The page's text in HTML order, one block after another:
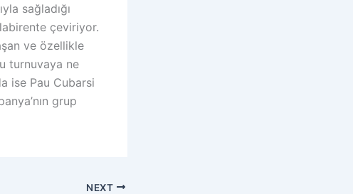
sağladığı
labirente çeviriyor.
ve özellikle
turnuvaya ne
ise Pau Cubarsi
grup
NEXT